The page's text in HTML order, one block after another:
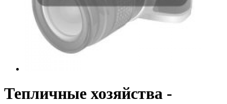
Тепличные хозяйства -